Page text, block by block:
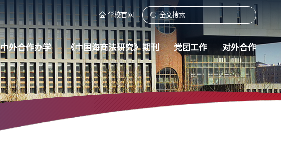
学校官网
中外合作办学 《中国海商法研究》期刊 党团工作 对外合作